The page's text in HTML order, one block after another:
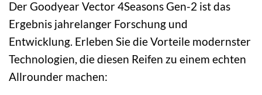
Der Goodyear Vector 4Seasons Gen-2 ist das
Ergebnis jahrelanger Forschung und
Entwicklung. Erleben Sie die Vorteile modernster
Technologien, die diesen Reifen zu einem echten
Allrounder machen: